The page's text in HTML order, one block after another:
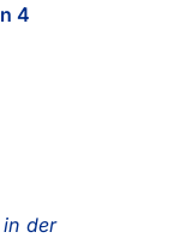
4
der